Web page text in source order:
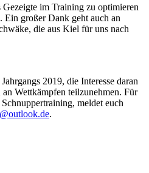
im Training zu optimieren
Ein großer Dank geht auch an
die aus Kiel für uns nach
2019, die Interesse daran
Wettkämpfen teilzunehmen. Für
meldet euch
.